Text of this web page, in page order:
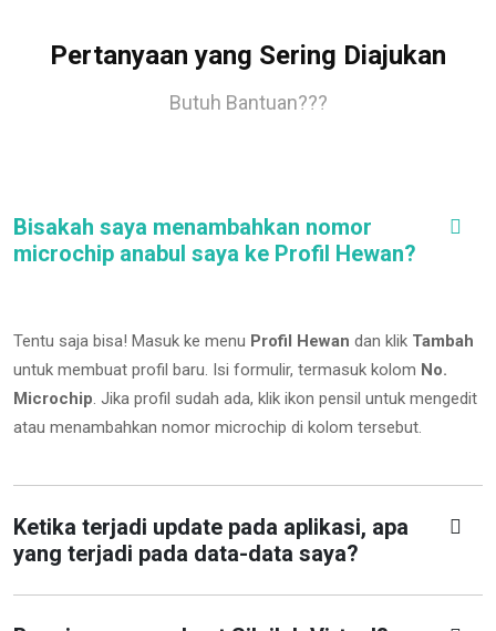
Pertanyaan yang Sering Diajukan
Butuh Bantuan???
Bisakah saya menambahkan nomor
microchip anabul saya ke Profil Hewan?
Tentu saja bisa! Masuk ke menu Profil Hewan dan klik Tambah
untuk membuat profil baru. Isi formulir, termasuk kolom No.
Microchip. Jika profil sudah ada, klik ikon pensil untuk mengedit
atau menambahkan nomor microchip di kolom tersebut.
Ketika terjadi update pada aplikasi, apa
yang terjadi pada data-data saya?